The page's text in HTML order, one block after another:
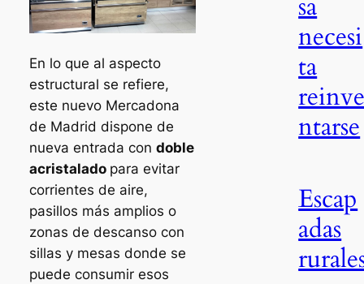
En lo que al aspecto
estructural se refiere,
este nuevo Mercadona
de Madrid dispone de
nueva entrada con doble
acristalado para evitar
corrientes de aire,
pasillos más amplios o
zonas de descanso con
sillas y mesas donde se
puede consumir esos
necesi
ta
ntarse
Escap
adas